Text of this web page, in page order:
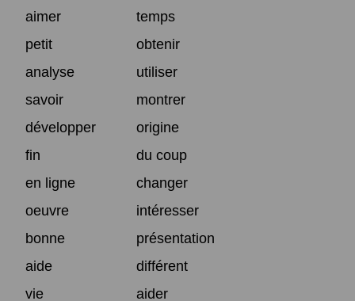
aimer
temps
petit
obtenir
analyse
utiliser
savoir
montrer
développer
origine
fin
du coup
en ligne
changer
oeuvre
intéresser
bonne
présentation
aide
différent
vie
aider